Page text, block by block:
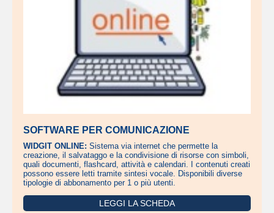
SOFTWARE PER COMUNICAZIONE
WIDGIT ONLINE: Sistema via internet che permette la
creazione, il salvataggo e la condivisione di risorse con simboli,
quali documenti, flashcard, attività e calendari. I contenuti creati
possono essere letti tramite sintesi vocale. Disponibili diverse
tipologie di abbonamento per 1 o più utenti.
LEGGI LA SCHEDA